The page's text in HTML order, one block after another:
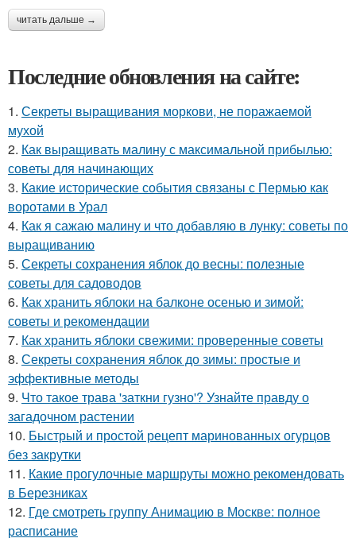
читать дальше →
Последние обновления на сайте:
1. Секреты выращивания моркови, не поражаемой
мухой
2. Как выращивать малину с максимальной прибылью:
советы для начинающих
3. Какие исторические события связаны с Пермью как
воротами в Урал
4. Как я сажаю малину и что добавляю в лунку: советы по
выращиванию
5. Секреты сохранения яблок до весны: полезные
советы для садоводов
6. Как хранить яблоки на балконе осенью и зимой:
советы и рекомендации
7. Как хранить яблоки свежими: проверенные советы
8. Секреты сохранения яблок до зимы: простые и
эффективные методы
9. Что такое трава 'заткни гузно'? Узнайте правду о
загадочном растении
10. Быстрый и простой рецепт маринованных огурцов
без закрутки
11. Какие прогулочные маршруты можно рекомендовать
в Березниках
12. Где смотреть группу Анимацию в Москве: полное
расписание